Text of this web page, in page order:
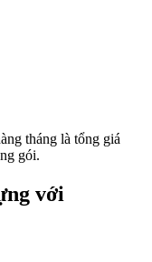
tháng là tổng giá
gói.
với